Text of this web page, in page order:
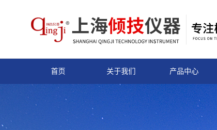
首页 关于我们 产品中心